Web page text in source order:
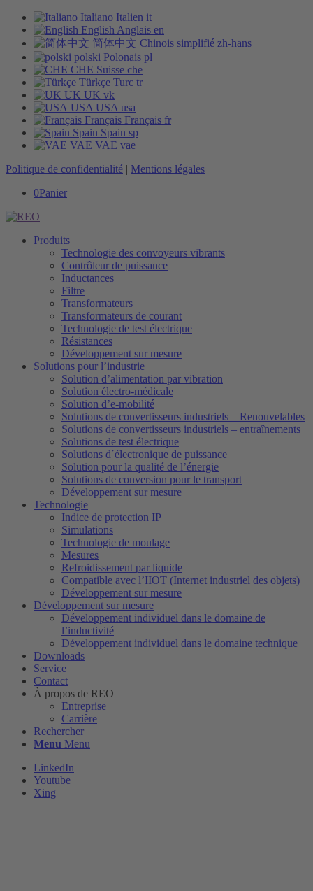
Italiano Italien it
English Anglais en
简体中文 Chinois simplifié zh-hans
polski Polonais pl
CHE Suisse che
Türkçe Turc tr
UK UK vk
USA USA usa
Français Français fr
Spain Spain sp
VAE VAE vae
Politique de confidentialité | Mentions légales
0Panier
Produits
Technologie des convoyeurs vibrants
Contrôleur de puissance
Inductances
Filtre
Transformateurs
Transformateurs de courant
Technologie de test électrique
Résistances
Développement sur mesure
Solutions pour l’industrie
Solution d’alimentation par vibration
Solution électro-médicale
Solution d’e-mobilité
Solutions de convertisseurs industriels – Renouvelables
Solutions de convertisseurs industriels – entraînements
Solutions de test électrique
Solutions d´électronique de puissance
Solution pour la qualité de l’énergie
Solutions de conversion pour le transport
Développement sur mesure
Technologie
Indice de protection IP
Simulations
Technologie de moulage
Mesures
Refroidissement par liquide
Compatible avec l’IIOT (Internet industriel des objets)
Développement sur mesure
Développement sur mesure
Développement individuel dans le domaine de
l’inductivité
Développement individuel dans le domaine technique
Downloads
Service
Contact
À propos de REO
Entreprise
Carrière
Rechercher
Menu Menu
LinkedIn
Youtube
Xing